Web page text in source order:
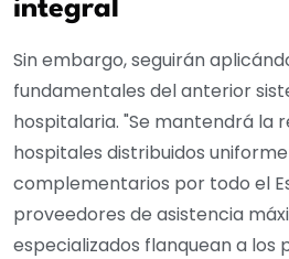
integral
Sin embargo, seguirán
fundamentales del anterior
hospitalaria. "Se mantendrá la
hospitales distribuidos
complementarios por todo el
proveedores de asistencia
especializados flanquean a los